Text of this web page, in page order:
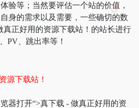
验等；当然要评估一个站的价值，
身的需求以及需要，一些确切的数
真正好用的资源下载站！的站长进行
PV、跳出率等！
源下载站！
器打开“>真下载 - 做真正好用的资